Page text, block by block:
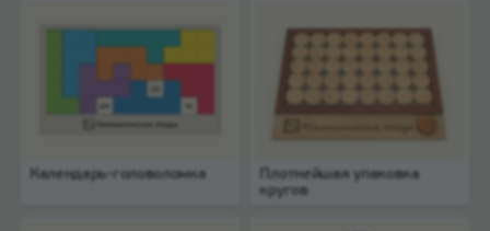
Календарь-головоломка
Плотнейшая упаковка
кругов